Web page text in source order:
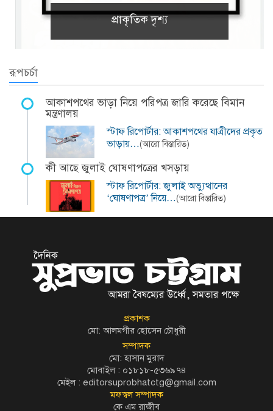
প্রাকৃতিক দৃশ্য
রূপচর্চা
আকাশপথের ভাড়া নিয়ে পরিপত্র জারি করেছে বিমান
মন্ত্রণালয়
স্টাফ রিপোর্টার: আকাশপথের যাত্রীদের প্রকৃত
ভাড়ায়…(আরো বিস্তারিত)
কী আছে জুলাই ঘোষণাপত্রের খসড়ায়
স্টাফ রিপোর্টার: জুলাই অভ্যুত্থানের
‘ঘোষণাপত্র’ নিয়ে…(আরো বিস্তারিত)
প্রকাশক
মো: আলমগীর হোসেন চৌধুরী
সম্পাদক
মো: হাসান মুরাদ
মোবাইল : ০১৮১৮-৫৩৬৯৭৪
মেইল : editorsuprobhatctg@gmail.com
মফস্বল সম্পাদক
কে এম রাজীব